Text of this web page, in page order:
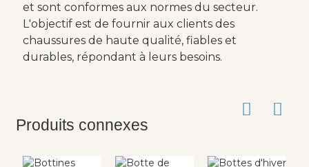
et sont conformes aux normes du secteur.
L'objectif est de fournir aux clients des
chaussures de haute qualité, fiables et
durables, répondant à leurs besoins.
Produits connexes